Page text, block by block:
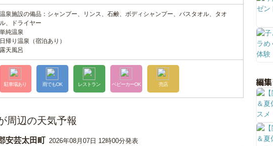
温泉施設の備品：シャンプー、リンス、石鹸、ボディシャンプー、バスタオル、タオ
ル、ドライヤー
単純温泉
日帰り温泉（宿泊あり）
露天風呂
駐車場あり 雨でもOK レストラン ベビーカーOK 売店
周辺の天気予報
安芸太田町 2026年08月07日 12時00分発表
編